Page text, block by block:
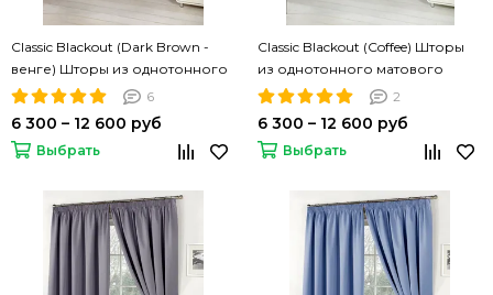
Classic Blackout (Dark Brown -
венге) Шторы из однотонного
матового блэкаута 6
6 300 – 12 600 руб
Выбрать
Classic Blackout (Coffee) Шторы
из однотонного матового
блэкаута
2
6 300 – 12 600 руб
Выбрать